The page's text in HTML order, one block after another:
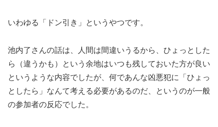
いわゆる「ドン引き」というやつです。
池内了さんの話は、人間は間違いうるから、ひょっとした
ら（違うかも）という余地はいつも残しておいた方が良い
というような内容でしたが、何であんな凶悪犯に「ひょっ
としたら」なんて考える必要があるのだ、というのが一般
の参加者の反応でした。